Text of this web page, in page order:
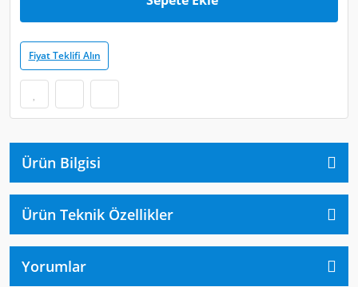
Fiyat Teklifi Alın
Ürün Bilgisi
Ürün Teknik Özellikler
Yorumlar